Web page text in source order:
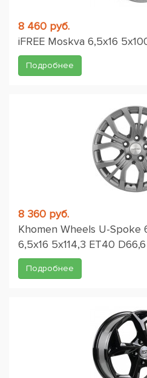
8 460 руб.
iFREE Moskva 6,5x16
Подробнее
8 360 руб.
Khomen Wheels U-Spoke
6,5x16 5x114,3 ET40
Подробнее